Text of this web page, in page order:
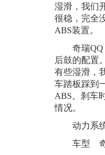
湿滑，我们
很稳，完全
ABS装置。
奇瑞QQ：
后鼓的配置
有些湿滑，
车踏板踩到
ABS。刹车
情况。
动力系统
车型 奇